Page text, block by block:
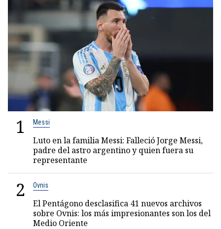
1 Messi
Luto en la familia Messi: Falleció Jorge Messi,
padre del astro argentino y quien fuera su
representante
2 Ovnis
El Pentágono desclasifica 41 nuevos archivos
sobre Ovnis: los más impresionantes son los del
Medio Oriente